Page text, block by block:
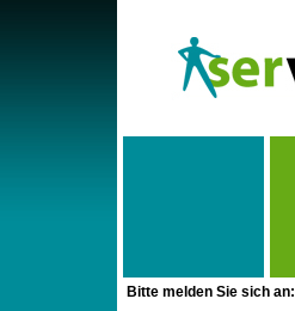
Bitte melden Sie sich an: